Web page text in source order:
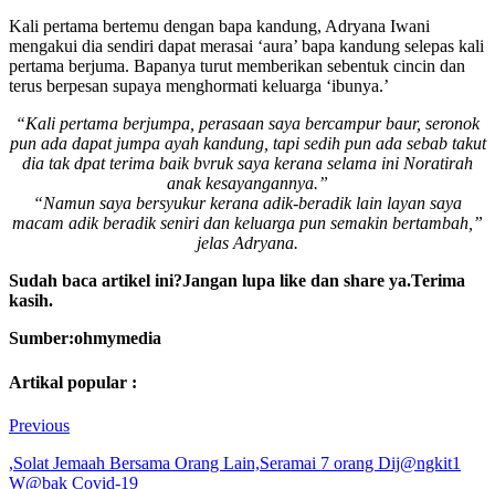
Kali pertama bertemu dengan bapa kandung, Adryana Iwani
mengakui dia sendiri dapat merasai ‘aura’ bapa kandung selepas kali
pertama berjuma. Bapanya turut memberikan sebentuk cincin dan
terus berpesan supaya menghormati keluarga ‘ibunya.’
“Kali pertama berjumpa, perasaan saya bercampur baur, seronok
pun ada dapat jumpa ayah kandung, tapi sedih pun ada sebab takut
dia tak dpat terima baik bvruk saya kerana selama ini Noratirah
anak kesayangannya.”
“Namun saya bersyukur kerana adik-beradik lain layan saya
macam adik beradik seniri dan keluarga pun semakin bertambah,”
jelas Adryana.
Sudah baca artikel ini?Jangan lupa like dan share ya.Terima
kasih.
Sumber:ohmymedia
Artikal popular :
Previous
,Solat Jemaah Bersama Orang Lain,Seramai 7 orang Dij@ngkit1
W@bak Covid-19